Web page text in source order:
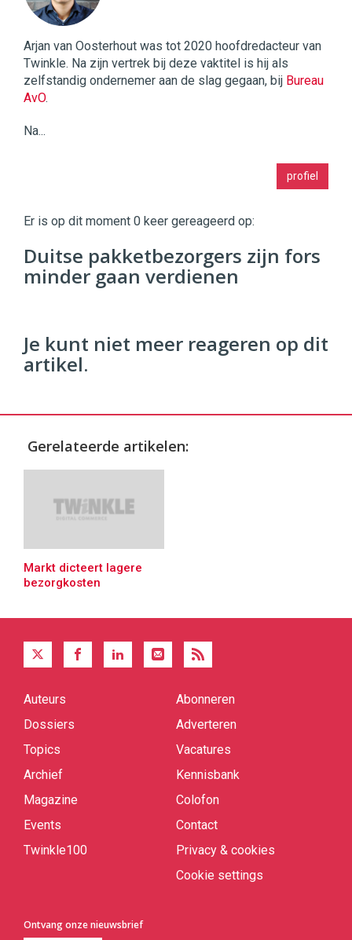
Arjan van Oosterhout was tot 2020 hoofdredacteur van
Twinkle. Na zijn vertrek bij deze vaktitel is hij als
zelfstandig ondernemer aan de slag gegaan, bij Bureau
AvO.
Na...
profiel
Commerce https://twinklemagazine.nl
9654
Er is op dit moment 0 keer gereageerd op:
Duitse pakketbezorgers zijn fors
minder gaan verdienen
Je kunt niet meer reageren op dit
artikel.
Gerelateerde artikelen:
Markt dicteert lagere
bezorgkosten
Quick
Auteurs
Dossiers
Topics
Archief
Magazine
Events
Twinkle100
Abonneren
Adverteren
Vacatures
Kennisbank
Colofon
Contact
Privacy & cookies
Cookie settings
Ontvang onze nieuwsbrief